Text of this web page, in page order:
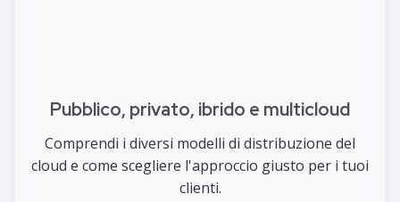
Pubblico, privato, ibrido e multicloud
Comprendi i diversi modelli di distribuzione del
cloud e come scegliere l'approccio giusto per i tuoi
clienti.